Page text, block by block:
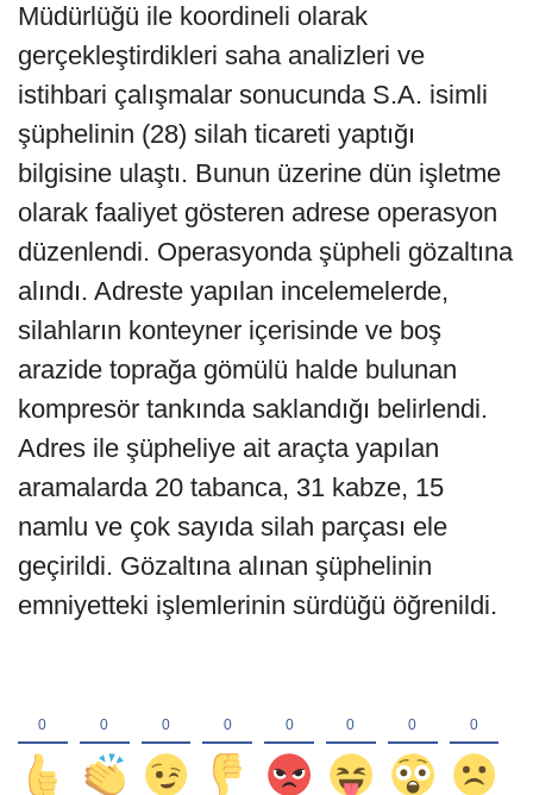
Müdürlüğü ile koordineli olarak
gerçekleştirdikleri saha analizleri ve
istihbari çalışmalar sonucunda S.A. isimli
şüphelinin (28) silah ticareti yaptığı
bilgisine ulaştı. Bunun üzerine dün işletme
olarak faaliyet gösteren adrese operasyon
düzenlendi. Operasyonda şüpheli gözaltına
alındı. Adreste yapılan incelemelerde,
silahların konteyner içerisinde ve boş
arazide toprağa gömülü halde bulunan
kompresör tankında saklandığı belirlendi.
Adres ile şüpheliye ait araçta yapılan
aramalarda 20 tabanca, 31 kabze, 15
namlu ve çok sayıda silah parçası ele
geçirildi. Gözaltına alınan şüphelinin
emniyetteki işlemlerinin sürdüğü öğrenildi.